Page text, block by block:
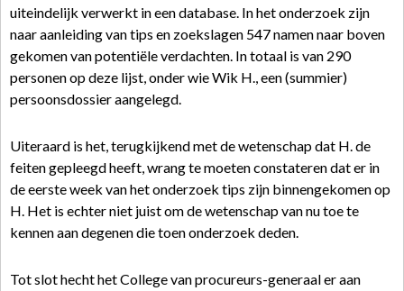
uiteindelijk verwerkt in een database. In het onderzoek zijn
naar aanleiding van tips en zoekslagen 547 namen naar boven
gekomen van potentiële verdachten. In totaal is van 290
personen op deze lijst, onder wie Wik H., een (summier)
persoonsdossier aangelegd.
Uiteraard is het, terugkijkend met de wetenschap dat H. de
feiten gepleegd heeft, wrang te moeten constateren dat er in
de eerste week van het onderzoek tips zijn binnengekomen op
H. Het is echter niet juist om de wetenschap van nu toe te
kennen aan degenen die toen onderzoek deden.
Tot slot hecht het College van procureurs-generaal er aan